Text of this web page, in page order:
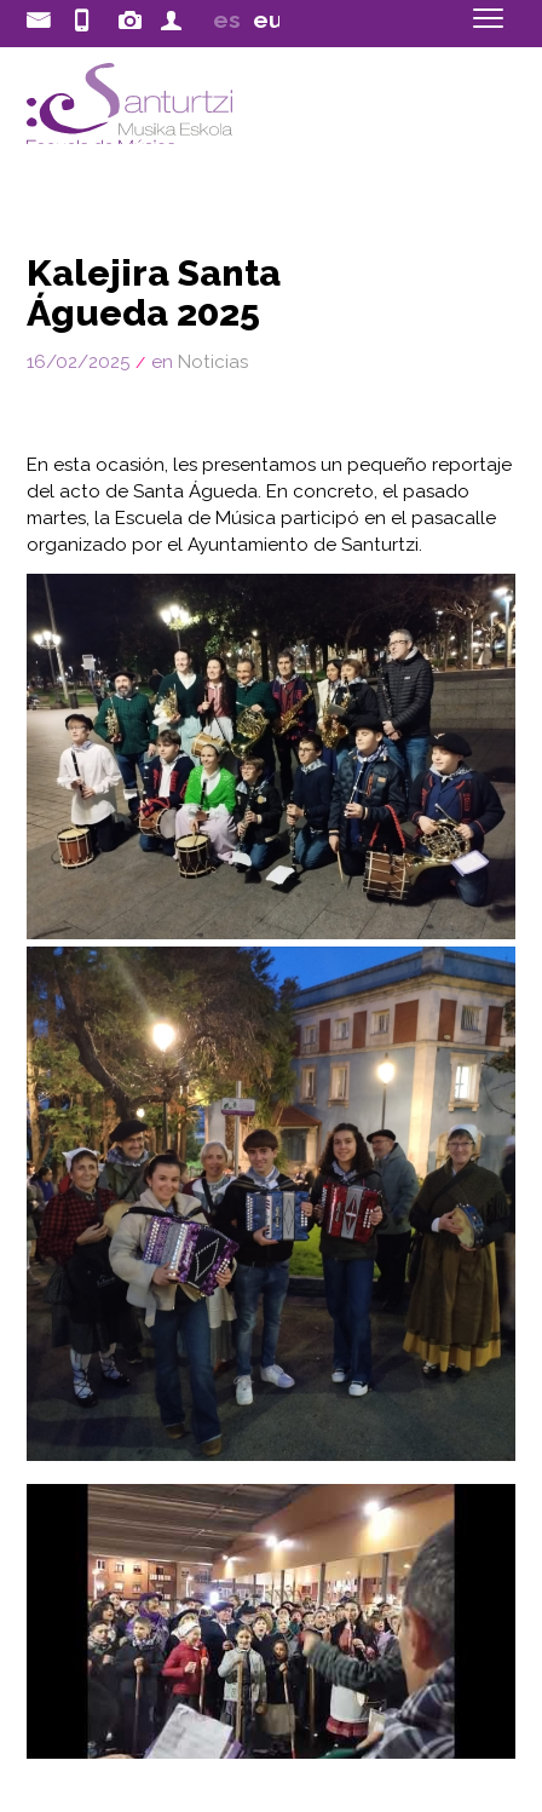
musica@santurtzi.eus
944
20
58
00
ext.
Galería Áreaes eu
Kalejira Santa
Águeda 2025
16/02/2025 / en Noticias
En esta ocasión, les presentamos un pequeño reportaje
del acto de Santa Águeda. En concreto, el pasado
martes, la Escuela de Música participó en el pasacalle
organizado por el Ayuntamiento de Santurtzi.